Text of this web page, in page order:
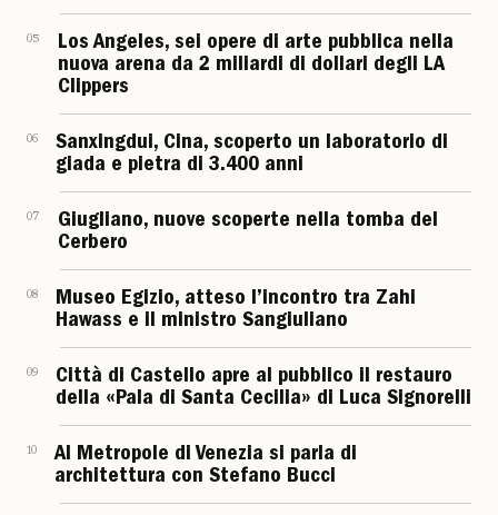
05
Los Angeles, sei opere di arte pubblica nella
nuova arena da 2 miliardi di dollari degli LA
Clippers
06
Sanxingdui, Cina, scoperto un laboratorio di
giada e pietra di 3.400 anni
07
Giugliano, nuove scoperte nella tomba del
Cerbero
08
Museo Egizio, atteso l’incontro tra Zahi
Hawass e il ministro Sangiuliano
09
Città di Castello apre al pubblico il restauro
della «Pala di Santa Cecilia» di Luca Signorelli
10
Al Metropole di Venezia si parla di
architettura con Stefano Bucci